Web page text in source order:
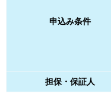
申込み条件
担保・保証人